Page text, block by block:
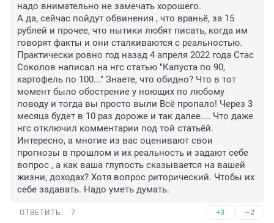
надо внимательно не замечать хорошего.
А да, сейчас пойдут обвинения , что враньё, за 15
рублей и прочее, что нытики любят писать, когда им
говорят факты и они сталкиваются с реальностью.
Практически ровно год назад 4 апреля 2022 года Стас
Соколов написал на нгс статью "Капуста по 90,
картофель по 100..." Знаете, что обидно? Что в тот
момент было обострение у ноющих по любому
поводу и тогда вы просто выли Всё пропало! Через 3
месяца будет в 10 раз дороже и так далее.... Что даже
нгс отключил комментарии под той статьёй.
Интересно, а многие из вас оценивают свои
прогнозы в прошлом и их реальность и задают себе
вопрос , а как ваша глупость сказывается на вашей
жизни, доходах? Хотя вопрос риторический. Чтобы их
себе задавать. Надо уметь думать.
ОТВЕТИТЬ 7 +3 –2